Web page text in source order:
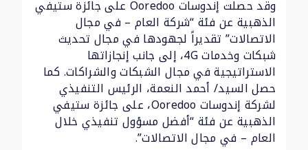
وقد حصلت إندوسات Ooredoo على جائزة ستيفي
الذهبية عن فئة “شركة العام – في مجال
الاتصالات” تقديراً لجهودها في مجال تحديث
شبكات وخدمات 4G، إلى جانب إنجازاتها
الاستراتيجية في مجال الشبكات والشراكات. كما
حصل السيد/ أحمد النعمة، الرئيس التنفيذي
لشركة إندوسات Ooredoo، على جائزة ستيفي
الذهبية عن فئة “أفضل مسؤول تنفيذي خلال
العام – في مجال الاتصالات”.